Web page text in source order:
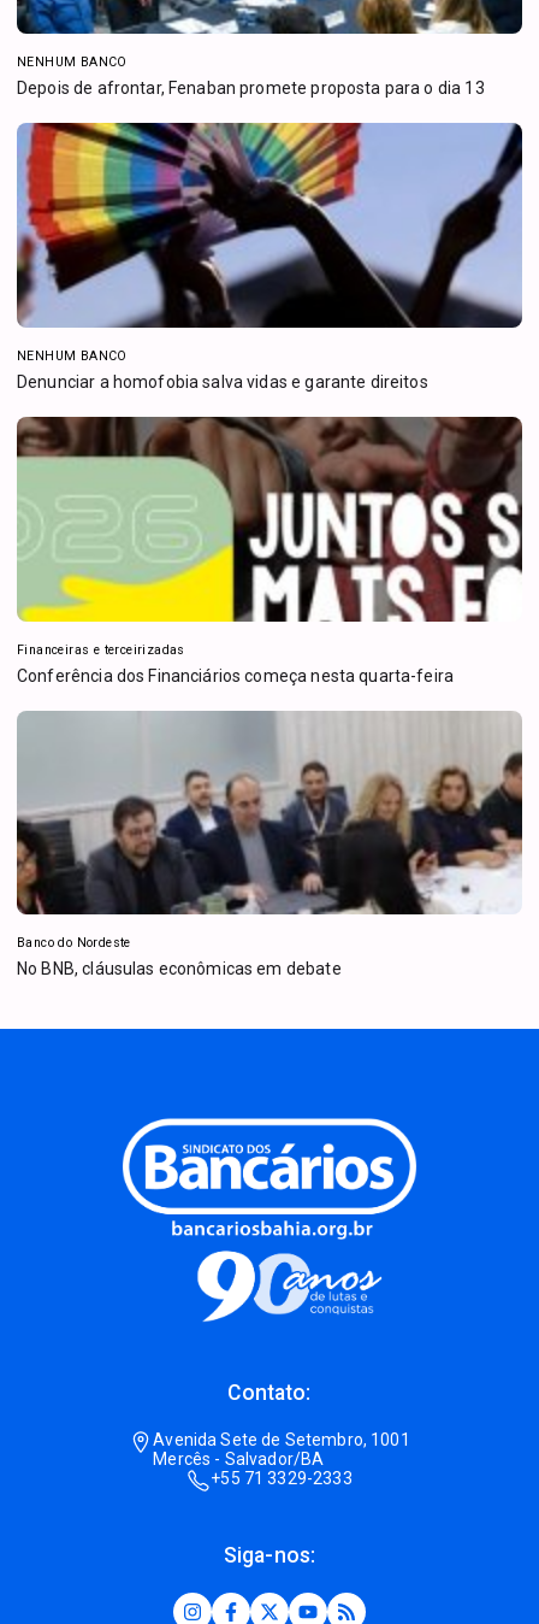
NENHUM BANCO
Depois de afrontar, Fenaban promete proposta para o dia 13
NENHUM BANCO
Denunciar a homofobia salva vidas e garante direitos
Financeiras e terceirizadas
Conferência dos Financiários começa nesta quarta-feira
Banco do Nordeste
No BNB, cláusulas econômicas em debate
Contato:
Avenida Sete de Setembro, 1001
Mercês - Salvador/BA
+55 71 3329-2333
Siga-nos: